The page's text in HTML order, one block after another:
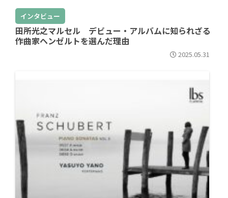
インタビュー
田所光之マルセル デビュー・アルバムに知られざる
作曲家ヘンゼルトを選んだ理由
2025.05.31